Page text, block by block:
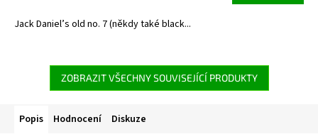
Jack Daniel’s old no. 7 (někdy také black...
ZOBRAZIT VŠECHNY SOUVISEJÍCÍ PRODUKTY
Popis Hodnocení Diskuze